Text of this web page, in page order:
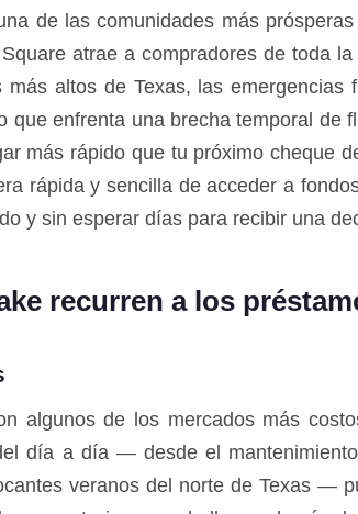
de las comunidades más
atrae a compradores de toda
altos de Texas, las
enfrenta una brecha temporal de
más rápido que tu próximo cheque
rápida y sencilla de acceder a
y sin esperar días para recibir una
recurren a los
algunos de los mercados más
día a día — desde el
veranos del norte de Texas —